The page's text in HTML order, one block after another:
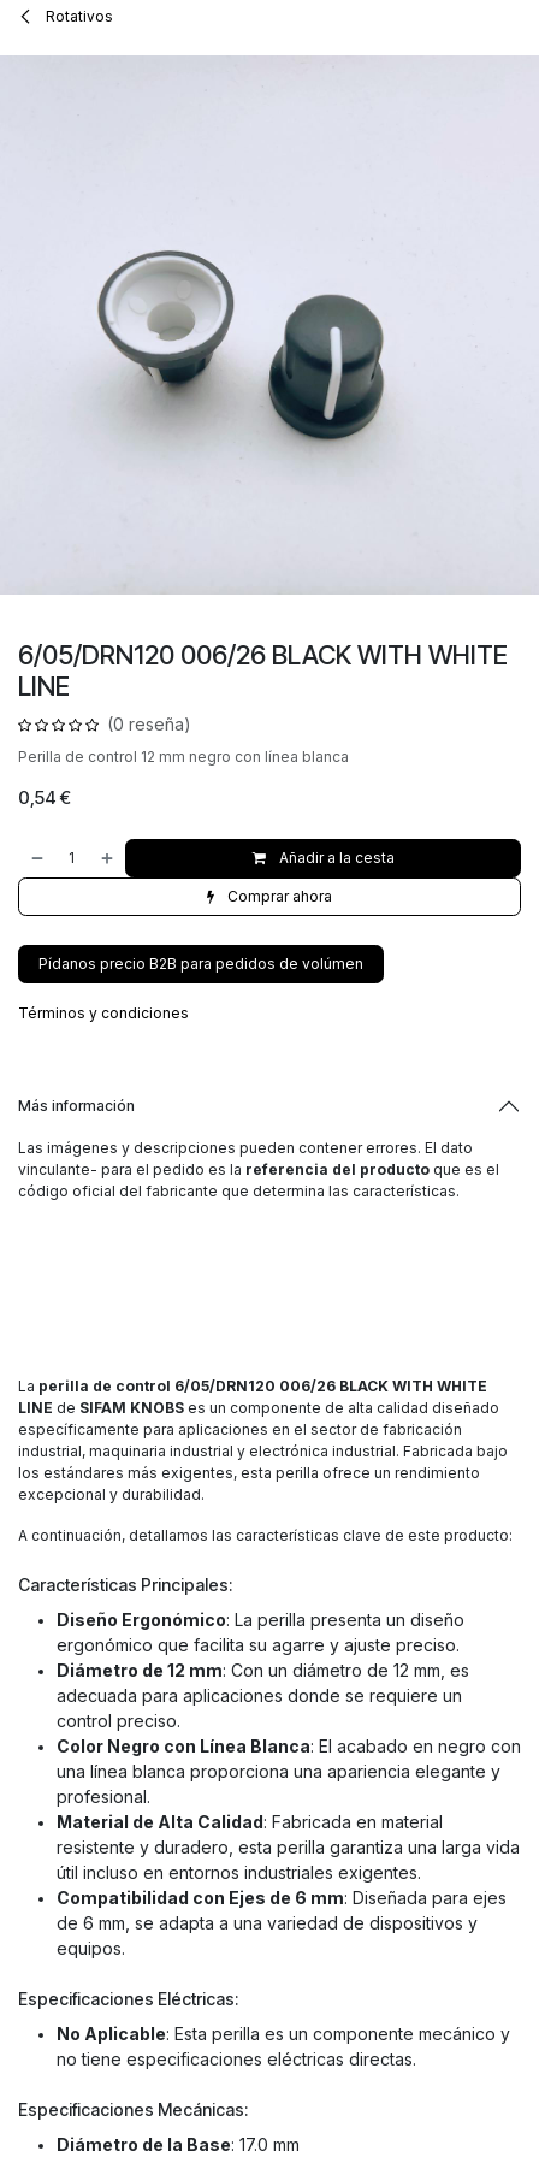
Rotativos
6/05/DRN120 006/26 BLACK WITH WHITE
LINE
(0 reseña)
Perilla de control 12 mm negro con línea blanca
0,54€
Añadir a la cesta
Comprar ahora
Pídanos precio B2B para pedidos de volúmen
Términos y condiciones
Más información
Las imágenes y descripciones pueden contener errores. El dato
vinculante- para el pedido es la referencia del producto que es el
código oficial del fabricante que determina las características.
La perilla de control 6/05/DRN120 006/26 BLACK WITH WHITE
LINE de SIFAM KNOBS es un componente de alta calidad diseñado
específicamente para aplicaciones en el sector de fabricación
industrial, maquinaria industrial y electrónica industrial. Fabricada bajo
los estándares más exigentes, esta perilla ofrece un rendimiento
excepcional y durabilidad.
A continuación, detallamos las características clave de este producto:
Características Principales:
Diseño Ergonómico: La perilla presenta un diseño
ergonómico que facilita su agarre y ajuste preciso.
Diámetro de 12 mm: Con un diámetro de 12 mm, es
adecuada para aplicaciones donde se requiere un
control preciso.
Color Negro con Línea Blanca: El acabado en negro con
una línea blanca proporciona una apariencia elegante y
profesional.
Material de Alta Calidad: Fabricada en material
resistente y duradero, esta perilla garantiza una larga vida
útil incluso en entornos industriales exigentes.
Compatibilidad con Ejes de 6 mm: Diseñada para ejes
de 6 mm, se adapta a una variedad de dispositivos y
equipos.
Especificaciones Eléctricas:
No Aplicable: Esta perilla es un componente mecánico y
no tiene especificaciones eléctricas directas.
Especificaciones Mecánicas:
Diámetro de la Base: 17.0 mm